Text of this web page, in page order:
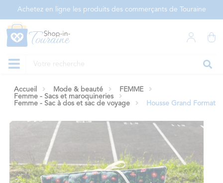
Achetez en ligne les produits des commerçants de Touraine
Accueil Mode & beauté
FEMME
Femme - Sacs et maroquineries
Femme - Sac à dos et sac de voyage
Housse Grand Format
Panneau de gestion des cookies